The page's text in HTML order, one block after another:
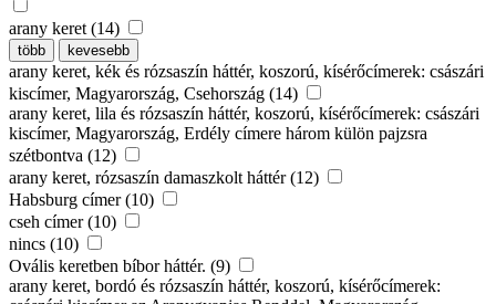
arany keret (14)
több kevesebb
arany keret, kék és rózsaszín háttér, koszorú, kísérőcímerek: császári
kiscímer, Magyarország, Csehország (14)
arany keret, lila és rózsaszín háttér, koszorú, kísérőcímerek: császári
kiscímer, Magyarország, Erdély címere három külön pajzsra
szétbontva (12)
arany keret, rózsaszín damaszkolt háttér (12)
Habsburg címer (10)
cseh címer (10)
nincs (10)
Ovális keretben bíbor háttér. (9)
arany keret, bordó és rózsaszín háttér, koszorú, kísérőcímerek: